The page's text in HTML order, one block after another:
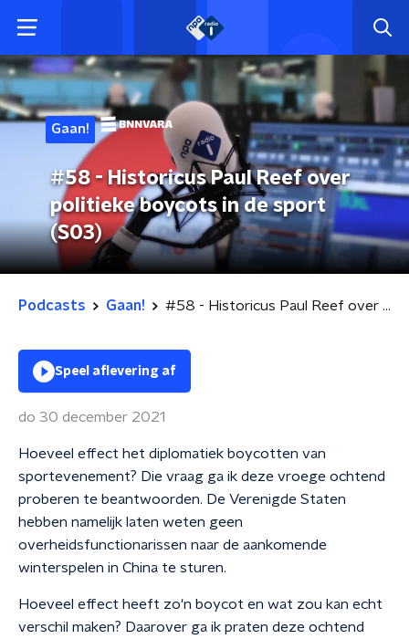
Gaan!
#58 - Historicus Paul Reef over
politieke boycots in de sport
(S03)
Podcasts Gaan! #58 - Historicus Paul Reef over politieke boycots in de sport (S03)
Speel aflevering af
do 30 december 2021
Hoeveel effect het diplomatiek boycotten van
sportevenement? Die vraag ga ik deze vroege ochtend
proberen te beantwoorden. De Verenigde Staten
hebben namelijk laten weten geen
overheidsfunctionarissen naar de aankomende
winterspelen in China te sturen.
Hoeveel effect heeft zo'n boycot en wat zou kan echt
verschil maken? Daarover ga ik praten deze ochtend